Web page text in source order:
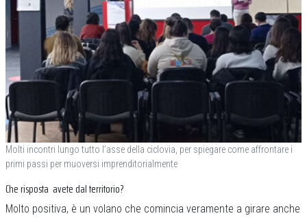
Molti incontri lungo tutto l’asse della ciclovia, per spiegare come affrontare i
primi passi per muoversi imprenditorialmente
Che risposta avete dal territorio?
Molto positiva, è un volano che comincia veramente a girare anche